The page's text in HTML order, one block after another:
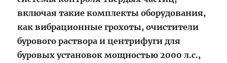
включая такие комплекты оборудования,
как вибрационные грохоты, очистители
бурового раствора и центрифуги для
буровых установок мощностью 2000 л.с.,